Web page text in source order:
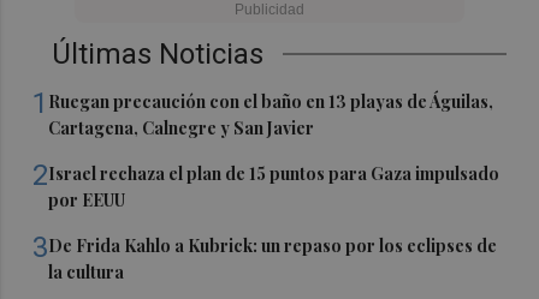
Últimas Noticias
1 Ruegan precaución con el baño en 13 playas de Águilas,
Cartagena, Calnegre y San Javier
2Israel rechaza el plan de 15 puntos para Gaza impulsado
por EEUU
3De Frida Kahlo a Kubrick: un repaso por los eclipses de
la cultura